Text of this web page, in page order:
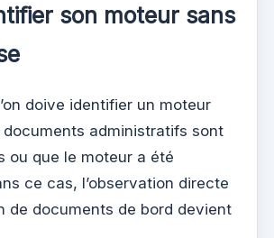
son moteur sans
doive identifier un moteur
documents administratifs sont
ou que le moteur a été
ce cas, l’observation directe
de documents de bord devient